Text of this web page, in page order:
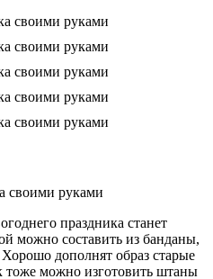
праздника станет
можно составить из банданы,
дополнят образ старые
тоже можно изготовить штаны